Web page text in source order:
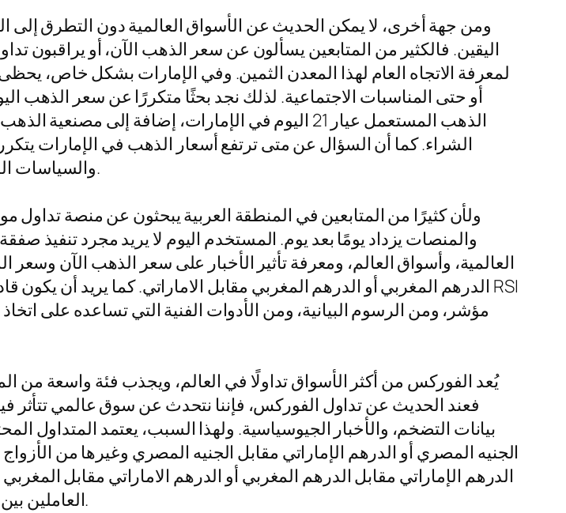
ومن جهة أخرى، لا يمكن الحديث عن الأسواق العالمية دون التطرق إلى
اليقين. فالكثير من المتابعين يسألون عن سعر الذهب الآن، أو يراقبون
لمعرفة الاتجاه العام لهذا المعدن الثمين. وفي الإمارات بشكل خاص،
الذهب المستعمل عيار 21 اليوم في الإمارات، إضافة
الشراء. كما أن السؤال عن متى ترتفع أسعار الذهب في الإمارات يتكرر
والسياسات النقدية، والطلب الموسمي، وحركة أسواق السلع على مستوى العالم.
ولأن كثيرًا من المتابعين في المنطقة العربية يبحثون عن منصة تداول
والمنصات يزداد يومًا بعد يوم. المستخدم اليوم لا يريد مجرد تنفيذ
العالمية، وأسواق العالم، ومعرفة تأثير الأخبار على سعر الذهب الآن
مؤشر، ومن الرسوم البيانية، ومن الأدوات الفنية التي تساعده على
يُعد الفوركس من أكثر الأسواق تداولًا في العالم، ويجذب فئة واسعة من
فعند الحديث عن تداول الفوركس، فإننا نتحدث عن سوق عالمي تتأثر
بيانات التضخم، والأخبار الجيوسياسية. ولهذا السبب، يعتمد المتداول
الجنيه المصري أو الدرهم الإماراتي مقابل الجنيه المصري وغيرها من
الدرهم الإماراتي مقابل الدرهم المغربي أو الدرهم الاماراتي مقابل
العاملين بين البلدين أو المهتمين بالتحويلات المالية والاستثمار والسفر والتجارة.